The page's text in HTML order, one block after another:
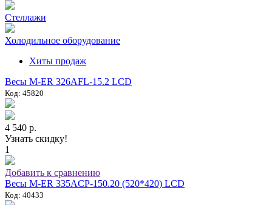
Стеллажи
Холодильное оборудование
Хиты продаж
Весы M-ER 326AFL-15.2 LCD
Код: 45820
4 540 р.
Узнать скидку!
1
Добавить к сравнению
Весы M-ER 335ACP-150.20 (520*420) LCD
Код: 40433